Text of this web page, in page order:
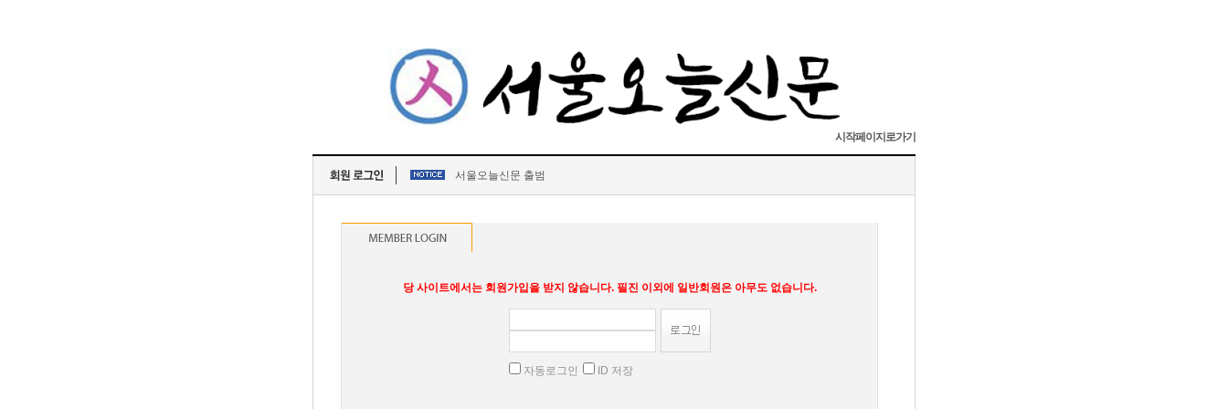
시작페이지로가기
서울오늘신문 출범
당 사이트에서는 회원가입을 받지 않습니다. 필진 이외에 일반회원은 아무도 없습니다.
자동로그인 ID 저장